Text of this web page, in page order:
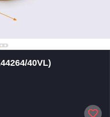
40VL)